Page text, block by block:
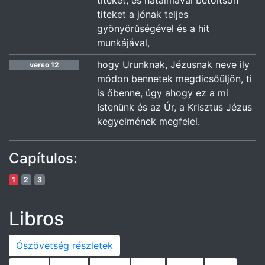
titeket a jónak teljes
gyönyörűségével és a hit
munkájával,
verso 12
hogy Urunknak, Jézusnak neve ily
módon bennetek megdicsőüljön, ti
is őbenne, úgy ahogy ez a mi
Istenünk és az Úr, a Krisztus Jézus
kegyelmének megfelel.
Capítulos:
1 2 3
Libros
Ószövetség részletek